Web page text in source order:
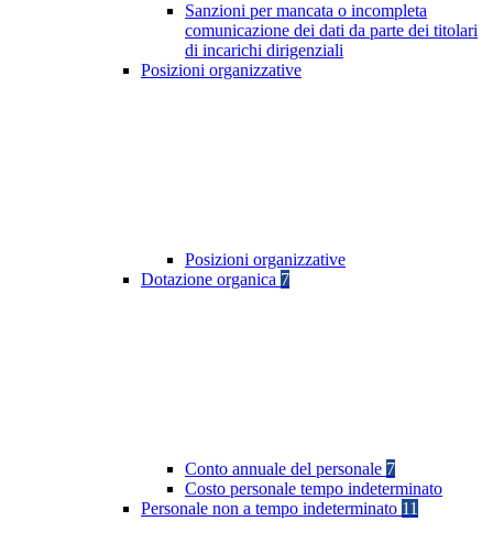
Sanzioni per mancata o incompleta
comunicazione dei dati da parte dei titolari
di incarichi dirigenziali
Posizioni organizzative
Posizioni organizzative
Dotazione organica 7
Conto annuale del personale 7
Costo personale tempo indeterminato
Personale non a tempo indeterminato 11